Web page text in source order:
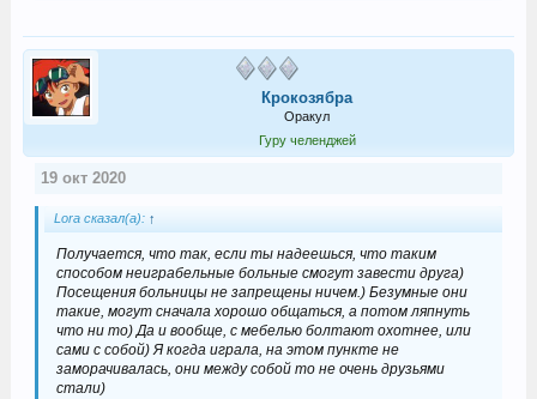
Крокозябра
Оракул
Гуру челенджей
19 окт 2020
Lora сказал(а): ↑
Получается, что так, если ты надеешься, что таким
способом неиграбельные больные смогут завести друга)
Посещения больницы не запрещены ничем.) Безумные они
такие, могут сначала хорошо общаться, а потом ляпнуть
что ни то) Да и вообще, с мебелью болтают охотнее, или
сами с собой) Я когда играла, на этом пункте не
заморачивалась, они между собой то не очень друзьями
стали)